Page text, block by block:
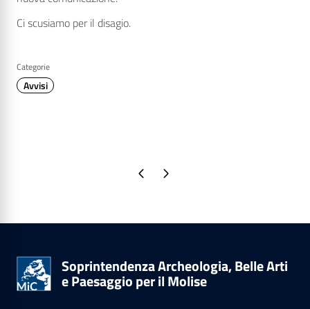
Ci scusiamo per il disagio.
Categorie
Avvisi
Pagina precedente
Pagina successiva
Soprintendenza Archeologia, Belle Arti
e Paesaggio per il Molise